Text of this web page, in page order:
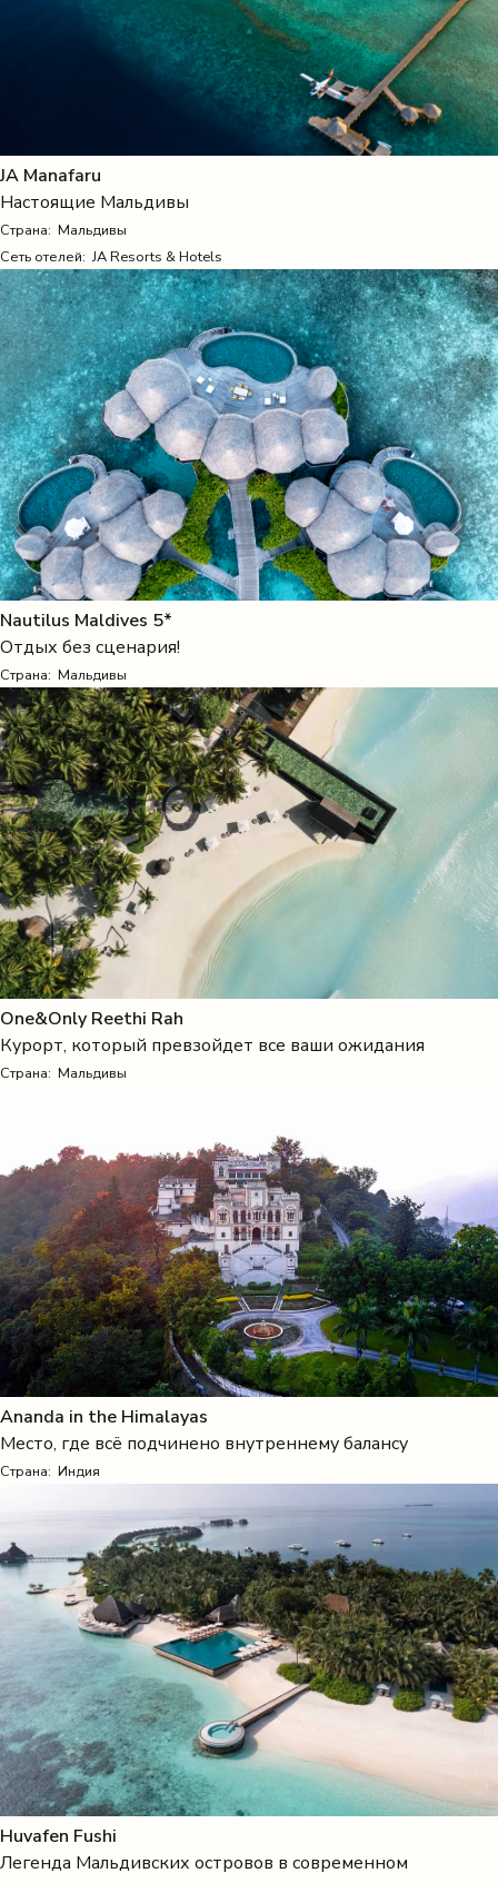
JA Manafaru
Настоящие Мальдивы
Страна: Мальдивы
Сеть отелей: JA Resorts & Hotels
Nautilus Maldives 5*
Отдых без сценария!
Страна: Мальдивы
One&Only Reethi Rah
Курорт, который превзойдет все ваши ожидания
Страна: Мальдивы
Ananda in the Himalayas
Место, где всё подчинено внутреннему балансу
Страна: Индия
Huvafen Fushi
Легенда Мальдивских островов в современном